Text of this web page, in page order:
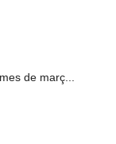
de març...